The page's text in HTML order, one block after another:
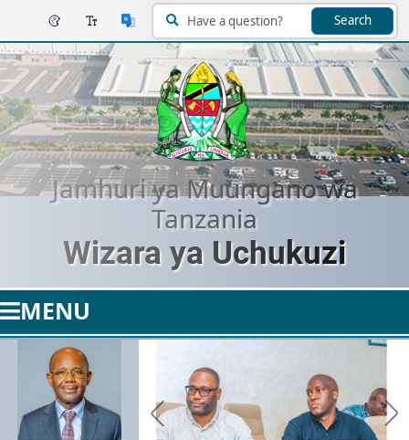
Search
Jamhuri ya Muungano wa
Tanzania
Wizara ya Uchukuzi
MENU